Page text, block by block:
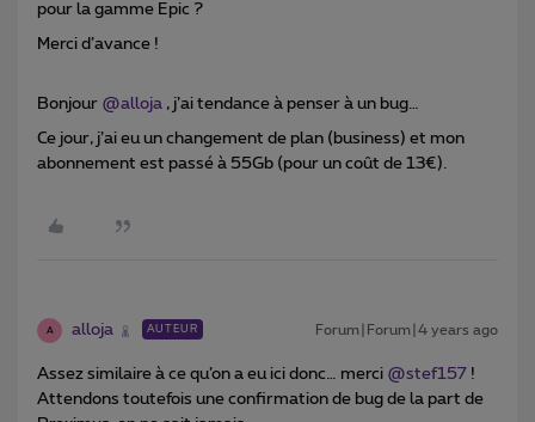
pour la gamme Epic ?
Merci d’avance !
Bonjour @alloja , j’ai tendance à penser à un bug…
Ce jour, j’ai eu un changement de plan (business) et mon
abonnement est passé à 55Gb (pour un coût de 13€).
A alloja AUTEUR Forum|Forum|4 years ago
Assez similaire à ce qu’on a eu ici donc… merci @stef157 !
Attendons toutefois une confirmation de bug de la part de